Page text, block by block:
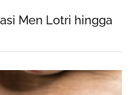
Men Lotri hingga